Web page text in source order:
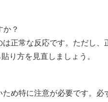
か？
正常な反応です。ただし、
り方を見直しましょう。
め特に注意が必要です。必